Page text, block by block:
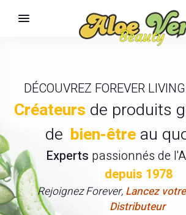
DÉCOUVREZ FOREVER
Créateurs de produits
de bien-êtreau
Experts passionnés de
depuis 1978
Rejoignez Forever, Lancez
Distributeur